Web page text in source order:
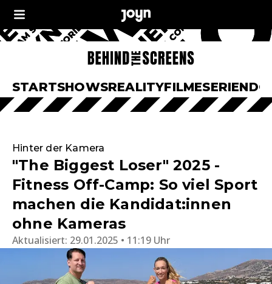
STARTSHOWSREALITYFILMESERIEN
Hinter der Kamera
"The Biggest Loser" 2025 -
Fitness Off-Camp: So viel Sport
machen die Kandidat:innen
ohne Kameras
Aktualisiert: 29.01.2025 • 11:19 Uhr